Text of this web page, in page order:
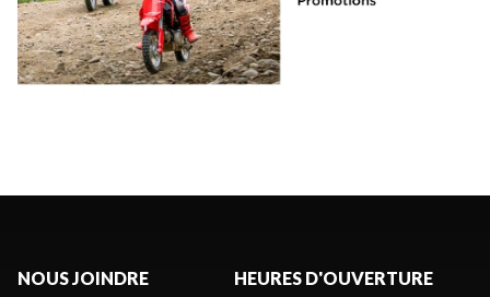
NOUS JOINDRE HEURES D'OUVERTURE